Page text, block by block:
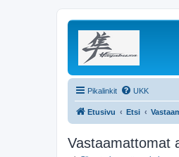
Pikalinkit UKK
Etusivu Etsi
Vastaamattomat